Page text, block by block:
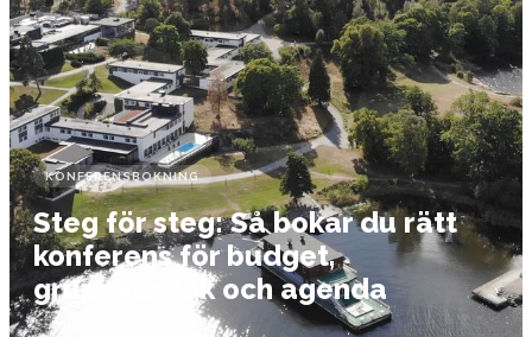
KONFERENSBOKNING
Steg för steg: Så bokar du rätt
konferens för budget,
gruppstorlek och agenda
5 april 2026